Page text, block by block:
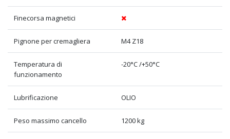
Finecorsa magnetici
Pignone per cremagliera M4 Z18
Temperatura di
funzionamento
-20°C /+50°C
Lubrificazione OLIO
Peso massimo cancello 1200 kg